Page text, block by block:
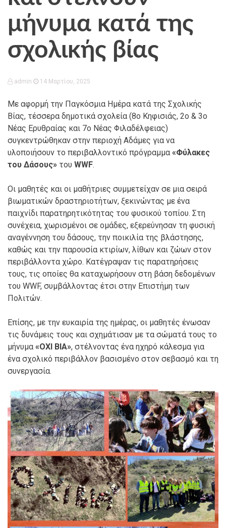
μήνυμα κατά της
σχολικής βίας
admin 14 Μαρτίου, 2025
Με αφορμή την Παγκόσμια Ημέρα κατά της Σχολικής
Βίας, τέσσερα δημοτικά σχολεία (8ο Κηφισιάς, 2ο & 3ο
Νέας Ερυθραίας και 7ο Νέας Φιλαδέλφειας)
συγκεντρώθηκαν στην περιοχή Αδάμες για να
υλοποιήσουν το περιβαλλοντικό πρόγραμμα «Φύλακες
του Δάσους» του WWF.
Οι μαθητές και οι μαθήτριες συμμετείχαν σε μια σειρά
βιωματικών δραστηριοτήτων, ξεκινώντας με ένα
παιχνίδι παρατηρητικότητας του φυσικού τοπίου. Στη
συνέχεια, χωρισμένοι σε ομάδες, εξερεύνησαν τη φυσική
αναγέννηση του δάσους, την ποικιλία της βλάστησης,
καθώς και την παρουσία κτιρίων, λίθων και ζώων στον
περιβάλλοντα χώρο. Κατέγραψαν τις παρατηρήσεις
τους, τις οποίες θα καταχωρήσουν στη βάση δεδομένων
του WWF, συμβάλλοντας έτσι στην Επιστήμη των
Πολιτών.
Επίσης, με την ευκαιρία της ημέρας, οι μαθητές ένωσαν
τις δυνάμεις τους και σχημάτισαν με τα σώματά τους το
μήνυμα «ΟΧΙ ΒΙΑ», στέλνοντας ένα ηχηρό κάλεσμα για
ένα σχολικό περιβάλλον βασισμένο στον σεβασμό και τη
συνεργασία.